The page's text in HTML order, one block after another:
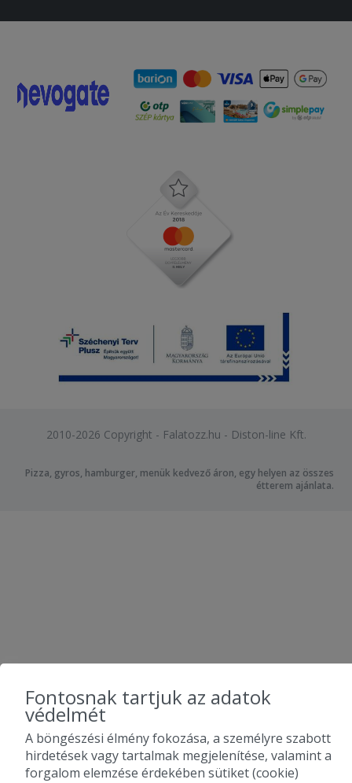
2010-2026 Copyright - Falatozz.hu - Diston-line Kft.
Pizza, gyros, hamburger, menük kedvező áron, egy helyen az összes
étterem ajánlata.
Fontosnak tartjuk az adatok
védelmét
A böngészési élmény fokozása, a személyre szabott
hirdetések vagy tartalmak megjelenítése, valamint a
forgalom elemzése érdekében sütiket (cookie)